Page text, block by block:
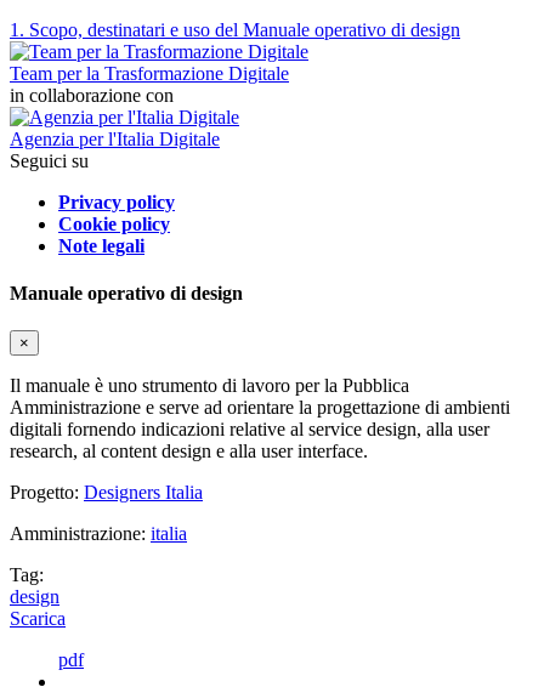
1. Scopo, destinatari e uso del Manuale operativo di design
Team per la Trasformazione Digitale
in collaborazione con
Agenzia per l'Italia Digitale
Seguici su
Privacy policy
Cookie policy
Note legali
Manuale operativo di design
×
Il manuale è uno strumento di lavoro per la Pubblica
Amministrazione e serve ad orientare la progettazione di ambienti
digitali fornendo indicazioni relative al service design, alla user
research, al content design e alla user interface.
Progetto: Designers Italia
Amministrazione: italia
Tag:
design
Scarica
pdf